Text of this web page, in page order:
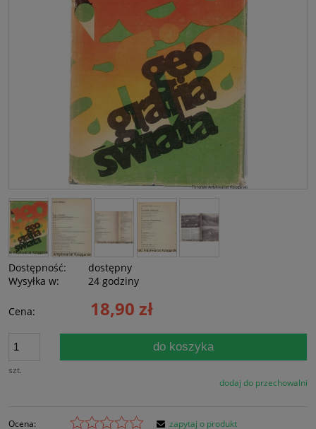
Dostępność:
dostępny
Wysyłka w:
24 godziny
Cena: 18,90 zł
szt.
do koszyka
dodaj do przechowalni
Ocena:
zapytaj o produkt